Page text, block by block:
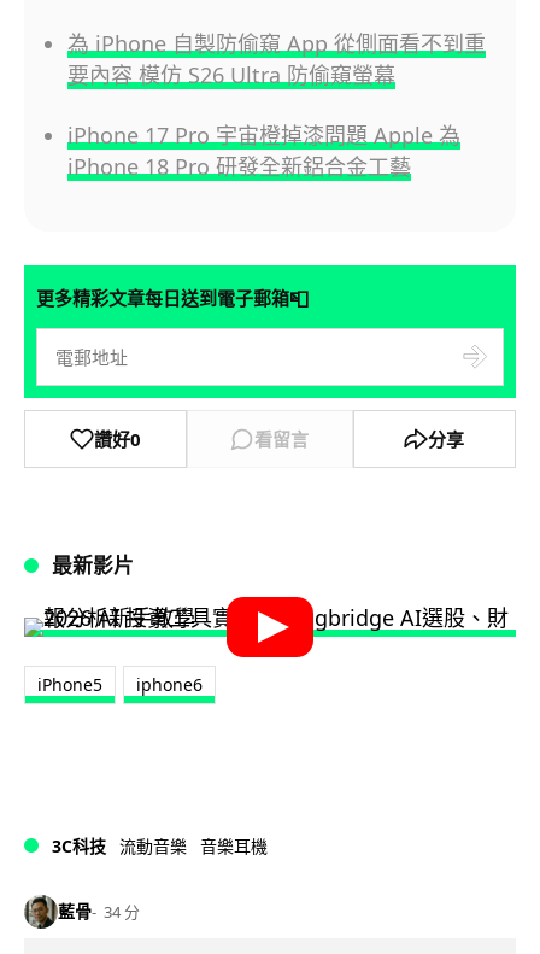
為 iPhone 自製防偷窺 App 從側面看不到重
要內容 模仿 S26 Ultra 防偷窺螢幕
iPhone 17 Pro 宇宙橙掉漆問題 Apple 為
iPhone 18 Pro 研發全新鋁合金工藝
更多精彩文章每日送到電子郵箱📮
讚好0 看留言 分享
最新影片
iPhone5 iphone6
3C科技 流動音樂 音樂耳機
藍骨 34 分